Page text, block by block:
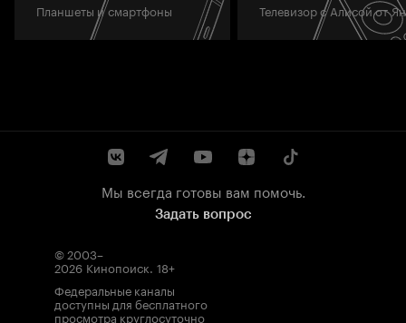
Планшеты и смартфоны Телевизор с Алисой от
Мы всегда готовы вам помочь.
Задать вопрос
© 2003–
2026 Кинопоиск. 18+
Федеральные каналы
доступны для бесплатного
просмотра круглосуточно